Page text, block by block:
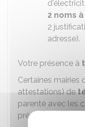
2 noms
2
adresse).
Votre présence à
Certaines mairies
attestations) de
parenté avec les
présenter leur